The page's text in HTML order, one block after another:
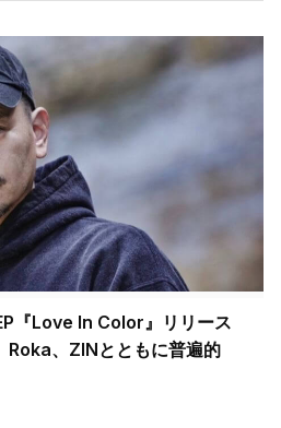
『Love In Color』リリース
、ZINとともに普遍的